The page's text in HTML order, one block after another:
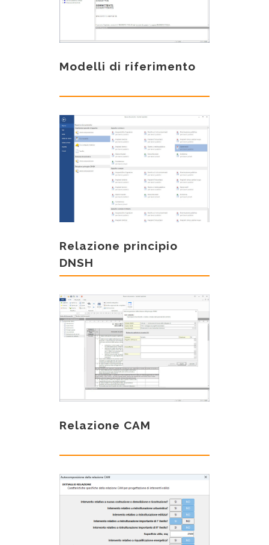
Modelli di riferimento
Relazione principio
DNSH
Relazione CAM